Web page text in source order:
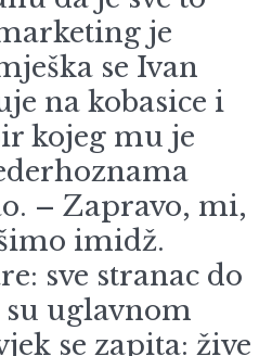
je
se Ivan
na kobasice i
kojeg mu je
– Zapravo, mi,
imidž.
sve stranac do
su uglavnom
se zapita: žive